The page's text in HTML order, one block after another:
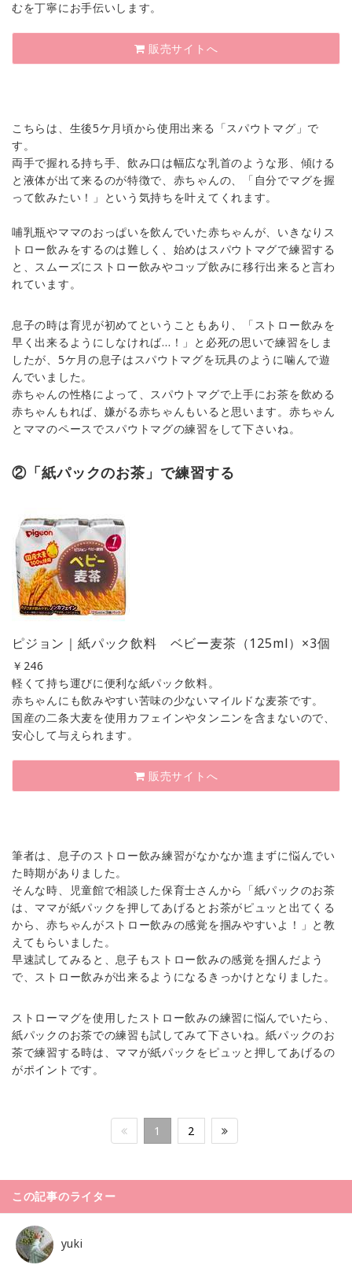
むを丁寧にお手伝いします。
販売サイトへ
こちらは、生後5ケ月頃から使用出来る「スパウトマグ」で
す。
両手で握れる持ち手、飲み口は幅広な乳首のような形、傾ける
と液体が出て来るのが特徴で、赤ちゃんの、「自分でマグを握
って飲みたい！」という気持ちを叶えてくれます。
哺乳瓶やママのおっぱいを飲んでいた赤ちゃんが、いきなりス
トロー飲みをするのは難しく、始めはスパウトマグで練習する
と、スムーズにストロー飲みやコップ飲みに移行出来ると言わ
れています。
息子の時は育児が初めてということもあり、「ストロー飲みを
早く出来るようにしなければ…！」と必死の思いで練習をしま
したが、5ケ月の息子はスパウトマグを玩具のように噛んで遊
んでいました。
赤ちゃんの性格によって、スパウトマグで上手にお茶を飲める
赤ちゃんもれば、嫌がる赤ちゃんもいると思います。赤ちゃん
とママのペースでスパウトマグの練習をして下さいね。
②「紙パックのお茶」で練習する
ピジョン｜紙パック飲料 ベビー麦茶（125ml）×3個
￥ 246
軽くて持ち運びに便利な紙パック飲料。
赤ちゃんにも飲みやすい苦味の少ないマイルドな麦茶です。
国産の二条大麦を使用カフェインやタンニンを含まないので、
安心して与えられます。
販売サイトへ
筆者は、息子のストロー飲み練習がなかなか進まずに悩んでい
た時期がありました。
そんな時、児童館で相談した保育士さんから「紙パックのお茶
は、ママが紙パックを押してあげるとお茶がピュッと出てくる
から、赤ちゃんがストロー飲みの感覚を掴みやすいよ！」と教
えてもらいました。
早速試してみると、息子もストロー飲みの感覚を掴んだよう
で、ストロー飲みが出来るようになるきっかけとなりました。
ストローマグを使用したストロー飲みの練習に悩んでいたら、
紙パックのお茶での練習も試してみて下さいね。紙パックのお
茶で練習する時は、ママが紙パックをピュッと押してあげるの
がポイントです。
1 2
この記事のライター
yuki